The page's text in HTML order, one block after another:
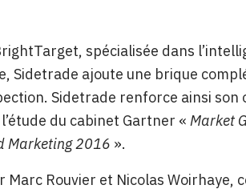
spécialisée dans
Sidetrade ajoute une brique
Sidetrade renforce ainsi
du cabinet Gartner « Market
Marketing 2016 ».
Rouvier et Nicolas Woirhaye,